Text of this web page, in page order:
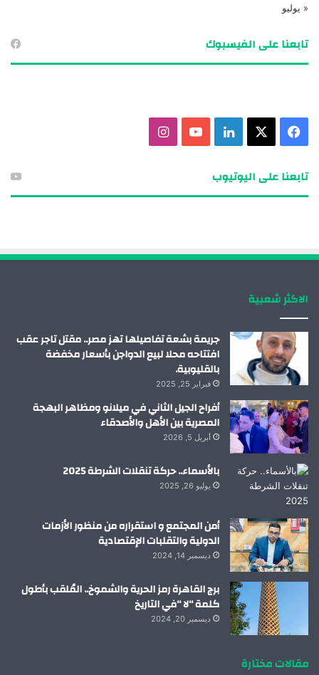
« يوليو
تابعنا على الفيسبوك
م
تابعنا على اليوتيوب
الاكثر شعبية
جريمة بشعة تفاصيلها تهز مصر.. مقتل تاجر عقب
افتتاحه محلا لبيع الدواجن بأسعار مخفضة
بالقليوبية.
فبراير 25, 2025
أفراح الجيل الثاني في ميلانو ومظاهر البهجة
المصرية بين الأهل والأصدقاء
أبريل 5, 2026
بالأسماء.. حركة تنقلات الشرطة 2025
يوليو 26, 2025
أمن المجتمع و استقراره من منظور الأزمات
الدولية والتقلبات الإقتصادية
ديسمبر 14, 2024
برج القاهرة رمز الحرية والشموخ.. المُلقب بأطول
كلمة “لا “في التاريخ
ديسمبر 20, 2024
مقالات مختارة